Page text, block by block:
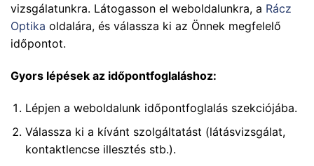
vizsgálatunkra. Látogasson el weboldalunkra, a Rácz
Optika oldalára, és válassza ki az Önnek megfelelő
időpontot.
Gyors lépések az időpontfoglaláshoz:
Lépjen a weboldalunk időpontfoglalás szekciójába.
Válassza ki a kívánt szolgáltatást (látásvizsgálat,
kontaktlencse illesztés stb.).